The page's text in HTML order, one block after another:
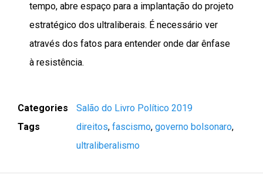
tempo, abre espaço para a implantação do projeto
estratégico dos ultraliberais. É necessário ver
através dos fatos para entender onde dar ênfase
à resistência.
Categories
Salão do Livro Político 2019
Tags
direitos, fascismo, governo bolsonaro,
ultraliberalismo